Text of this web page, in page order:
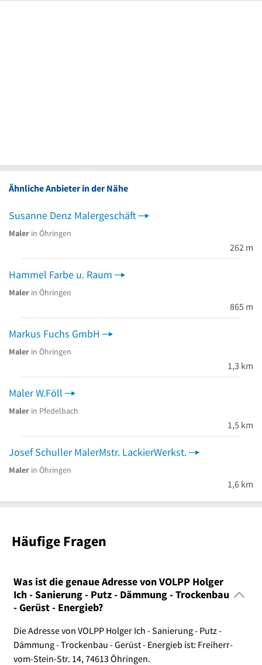
Ähnliche Anbieter in der Nähe
Susanne Denz Malergeschäft
Maler in Öhringen
262 m
Hammel Farbe u. Raum
Maler in Öhringen
865 m
Markus Fuchs GmbH
Maler in Öhringen
1,3 km
Maler W.Föll
Maler in Pfedelbach
1,5 km
Josef Schuller MalerMstr. LackierWerkst.
Maler in Öhringen
1,6 km
Häufige Fragen
Was ist die genaue Adresse von VOLPP Holger
Ich - Sanierung - Putz - Dämmung - Trockenbau
- Gerüst - Energieb?
Die Adresse von VOLPP Holger Ich - Sanierung - Putz -
Dämmung - Trockenbau - Gerüst - Energieb ist: Freiherr-
vom-Stein-Str. 14, 74613 Öhringen.